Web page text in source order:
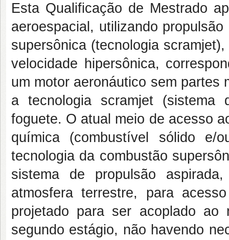
Esta Qualificação de Mestrado
aeroespacial, utilizando
supersônica (tecnologia
velocidade hipersônica,
um motor aeronáutico sem partes
a tecnologia scramjet (sistema
foguete. O atual meio de acesso
química (combustível sólido
tecnologia da combustão
sistema de propulsão
atmosfera terrestre, para
projetado para ser acoplado
segundo estágio, não havendo